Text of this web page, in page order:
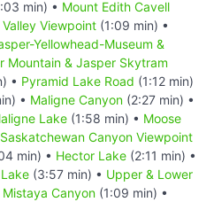
min) • Mount Edith Cavell
Viewpoint (1:09 min) •
Yellowhead-Museum &
Mountain & Jasper Skytram
• Pyramid Lake Road (1:12 min)
• Maligne Canyon (2:27 min) •
Lake (1:58 min) • Moose
Canyon Viewpoint
min) • Hector Lake (2:11 min) •
(3:57 min) • Upper & Lower
Mistaya Canyon (1:09 min) •